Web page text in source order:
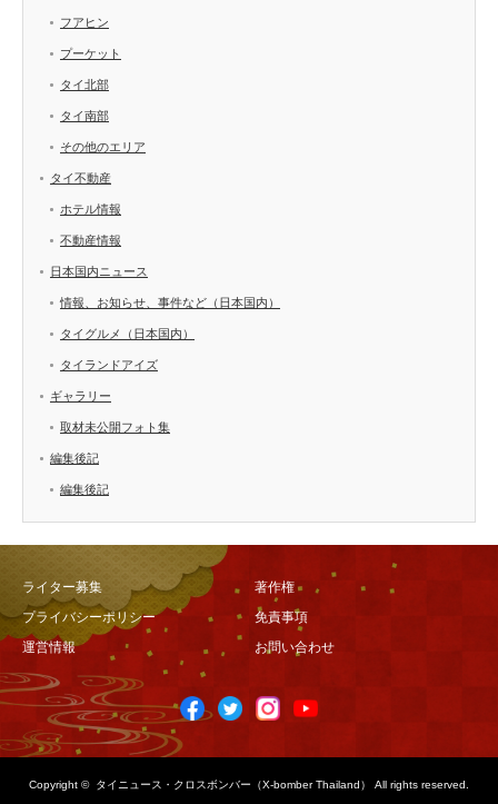
フアヒン
プーケット
タイ北部
タイ南部
その他のエリア
タイ不動産
ホテル情報
不動産情報
日本国内ニュース
情報、お知らせ、事件など（日本国内）
タイグルメ（日本国内）
タイランドアイズ
ギャラリー
取材未公開フォト集
編集後記
編集後記
ライター募集
著作権
プライバシーポリシー
免責事項
運営情報
お問い合わせ
Copyright © タイニュース・クロスボンバー（X-bomber Thailand） All rights reserved.